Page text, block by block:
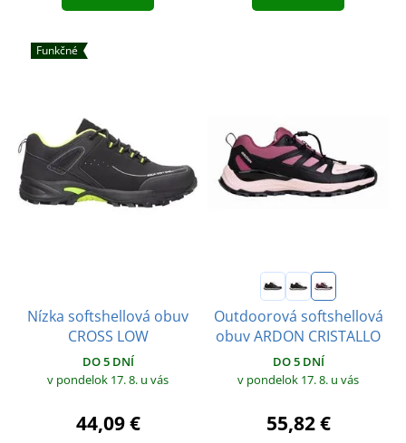
Funkčné
Nízka softshellová obuv
CROSS LOW
DO 5 DNÍ
v pondelok 17. 8. u vás
44,09 €
Outdoorová softshellová
obuv ARDON CRISTALLO
DO 5 DNÍ
v pondelok 17. 8. u vás
55,82 €